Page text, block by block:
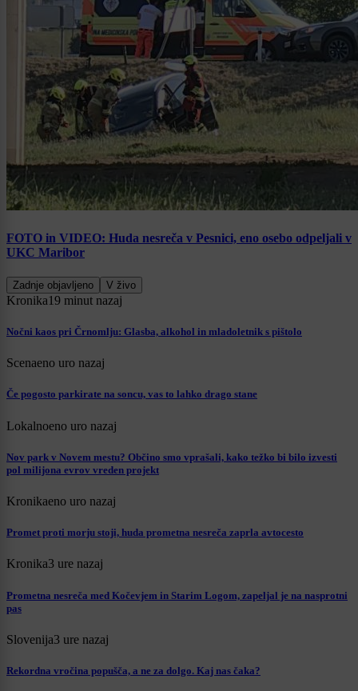
FOTO in VIDEO: Huda nesreča v Pesnici, eno osebo odpeljali v
UKC Maribor
Zadnje objavljeno V živo
Kronika19 minut nazaj
Nočni kaos pri Črnomlju: Glasba, alkohol in mladoletnik s pištolo
Scenaeno uro nazaj
Če pogosto parkirate na soncu, vas to lahko drago stane
Lokalnoeno uro nazaj
Nov park v Novem mestu? Občino smo vprašali, kako težko bi bilo izvesti
pol milijona evrov vreden projekt
Kronikaeno uro nazaj
Promet proti morju stoji, huda prometna nesreča zaprla avtocesto
Kronika3 ure nazaj
Prometna nesreča med Kočevjem in Starim Logom, zapeljal je na nasprotni
pas
Slovenija3 ure nazaj
Rekordna vročina popušča, a ne za dolgo. Kaj nas čaka?